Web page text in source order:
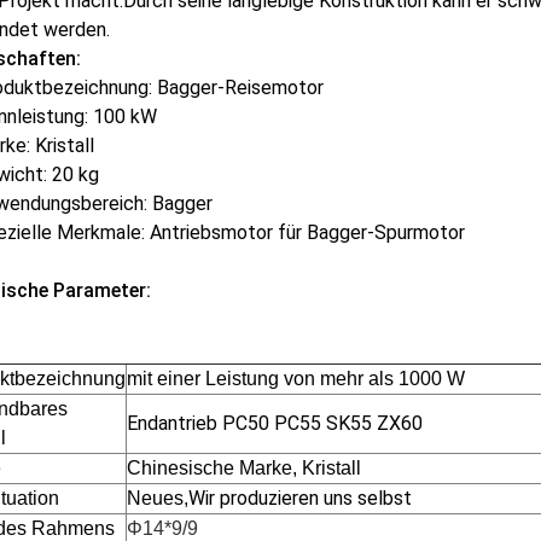
werden.
Bagger-Reisemotor
100 kW
Kristall
20 kg
Bagger
Merkmale: Antriebsmotor für Bagger-Spurmotor
Parameter:
mit einer Leistung von mehr als 1000 W
Endantrieb PC50 PC55 SK55 ZX60
Chinesische Marke, Kristall
Neues,Wir produzieren uns selbst
Rahmens
Φ14*9/9